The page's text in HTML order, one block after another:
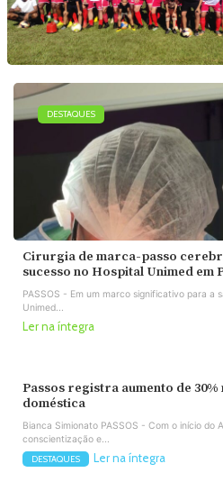
DESTAQUES
Cirurgia de marca-passo
sucesso no Hospital Unimed em
PASSOS - Em um marco significativo para a
Unimed...
Ler na íntegra
Passos registra aumento de
doméstica
Bianca Simionato PASSOS - Com o início do
conscientização e...
DESTAQUES Ler na íntegra